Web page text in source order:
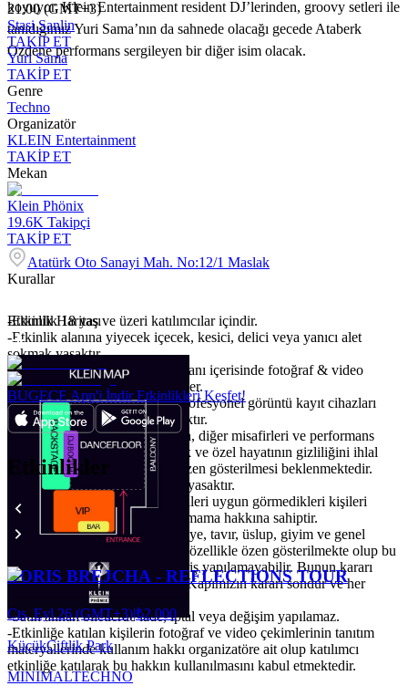
koyuyor. Klein Entertainment resident DJ’lerinden, groovy setleri ile
tanıdığımız Yuri Sama’nın da sahnede olacağı gecede Ataberk
Ozdene performans sergileyen bir diğer isim olacak.
21:00 (GMT+3)
Stasi Sanlin
TAKİP ET
Yuri Sama
TAKİP ET
Genre
Techno
Organizatör
KLEIN Entertainment
TAKİP ET
Mekan
Klein Phönix
19.6K Takipçi
TAKİP ET
Atatürk Oto Sanayi Mah. No:12/1 Maslak
Kurallar
-Etkinlik 18 yaş ve üzeri katılımcılar içindir.
-Etkinlik alanına yiyecek içecek, kesici, delici veya yanıcı alet
sokmak yasaktır.
-Etkinlik katılımcıları etkinlik alanı içerisinde fotoğraf & video
çekiminin yapılacağını kabul eder.
-Yazılı izin olmadığı takdirde profesyonel görüntü kayıt cihazları
sokmak ve çekim yapmak yasaktır.
-Profesyonel olmayan cihazlarla, diğer misafirleri ve performans
veren sanatçıları rahatsız edecek ve özel hayatının gizliliğini ihlal
edecek çekim yapılmamasına özen gösterilmesi beklenmektedir.
Flaşlı çekim yapmak kesinlikle yasaktır.
-Organizasyon ve mekan yetkilileri uygun görmedikleri kişileri
etkinlik ve backstage alanına almama hakkına sahiptir.
-Kadın-erkek sayısındaki dengeye, tavır, üslup, giyim ve genel
anlamıyla uygunluk konularına özellikle özen gösterilmekte olup bu
ve bu gibi sebeplerden ötürü giriş yapılamayabilir. Bunun kararı
tamamen kapı inisiyatifindedir. Kapımızın kararı sondur ve her
koşulda geçerlidir.
-Satın alınan biletlerde iade, iptal veya değişim yapılamaz.
-Etkinliğe katılan kişilerin fotoğraf ve video çekimlerinin tanıtım
materyallerinde kullanım hakkı organizatöre ait olup katılımcı
etkinliğe katılarak bu hakkın kullanılmasını kabul etmektedir.
Etkinlik Haritası
BUGECE App'i İndir Etkinlikleri Keşfet!
Etkinlikler
BORIS BREJCHA - REFLECTIONS TOUR
Cts, Eyl 26 (GMT+3)|₺2.000
KüçükÇiftlik Park
MINIMALTECHNO